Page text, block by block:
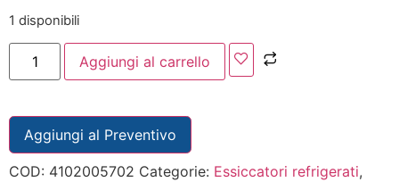
1 disponibili
Aggiungi al carrello
Aggiungi al Preventivo
COD: 4102005702 Categorie: Essiccatori refrigerati,